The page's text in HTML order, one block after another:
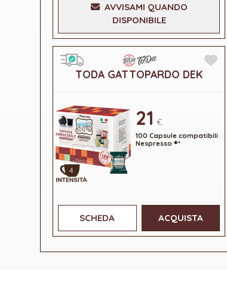
AVVISAMI QUANDO
DISPONIBILE
TODA GATTOPARDO DEK
4
21 €
100 Capsule compatibili
Nespresso ®*
SCHEDA ACQUISTA